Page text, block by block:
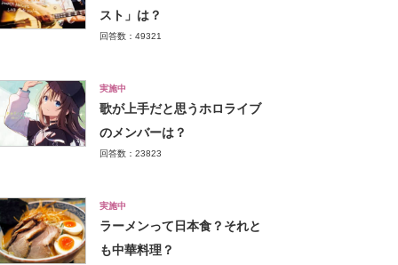
スト」は？
回答数：49321
実施中
歌が上手だと思うホロライブ
のメンバーは？
回答数：23823
実施中
ラーメンって日本食？それと
も中華料理？